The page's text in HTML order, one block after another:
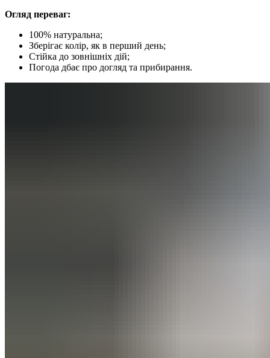
Огляд переваг:
100% натуральна;
Зберігає колір, як в перший день;
Стійка до зовнішніх дій;
Погода дбає про догляд та прибирання.